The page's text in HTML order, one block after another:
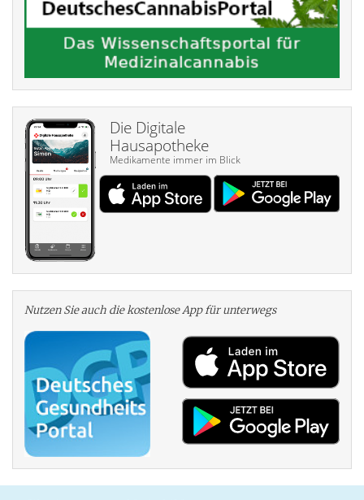
Die Digitale
Hausapotheke
Medikamente immer im Blick
Nutzen Sie auch die kosten­lose App für unterwegs